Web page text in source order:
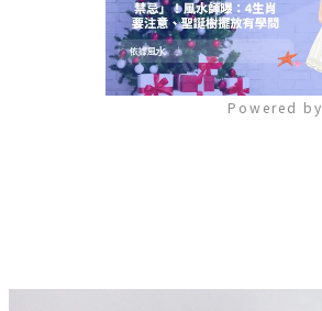
Powered by